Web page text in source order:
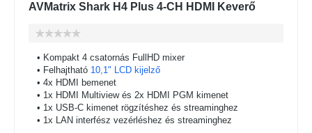
AVMatrix Shark H4 Plus 4-CH HDMI Keverő
• Kompakt 4 csatornás FullHD mixer
• Felhajtható 10,1" LCD kijelző
• 4x HDMI bemenet
• 1x HDMI Multiview és 2x HDMI PGM kimenet
• 1x USB-C kimenet rögzítéshez és streaminghez
• 1x LAN interfész vezérléshez és streaminghez